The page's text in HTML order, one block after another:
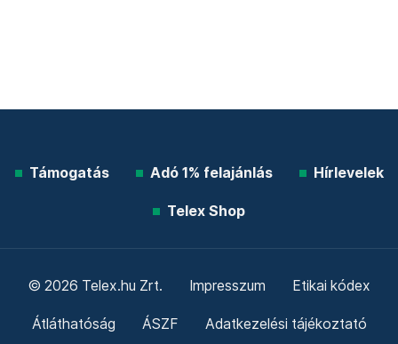
Támogatás Adó 1% felajánlás Hírlevelek
Telex Shop
© 2026 Telex.hu Zrt. Impresszum Etikai kódex
Átláthatóság ÁSZF Adatkezelési tájékoztató